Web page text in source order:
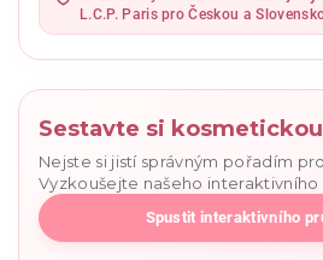
L.C.P. Paris pro Českou a
Sestavte si
Nejste si jistí správným pořadím
Vyzkoušejte našeho interaktivního
Spustit interaktivního